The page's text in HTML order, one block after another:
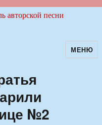
авторскойМЕНЮ
№2